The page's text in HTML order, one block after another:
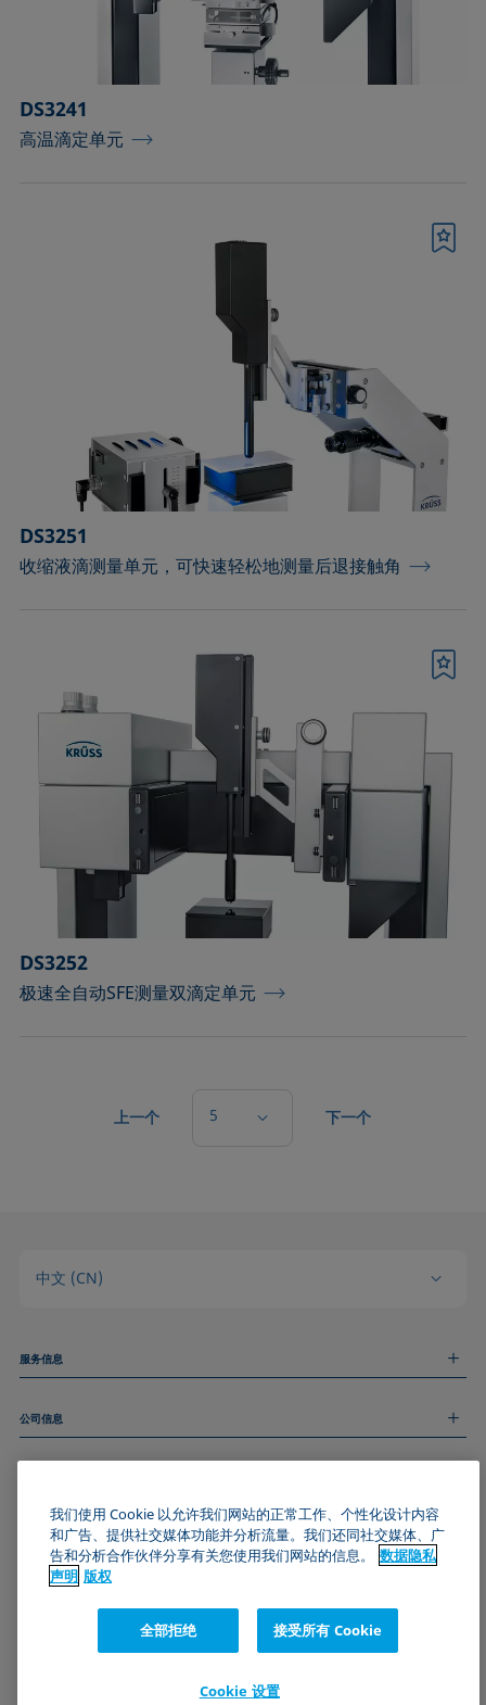
DS3241
高温滴定单元
DS3251
收缩液滴测量单元，可快速轻松地测量后退接触角
DS3252
极速全自动SFE测量双滴定单元
上一个 5 下一个
中文 (CN)
服务信息
技术服务
和我们取得联系
公司信息
关于我们
数据隐私声明
Cookie政策
订阅我们的新闻简报
加入KRÜSS社区
我们使用 Cookie 以允许我们网站的正常工作、个性化设计内容
和广告、提供社交媒体功能并分析流量。我们还同社交媒体、广
告和分析合作伙伴分享有关您使用我们网站的信息。
数据隐私
声明 版权
全部拒绝 接受所有 Cookie
Cookie 设置